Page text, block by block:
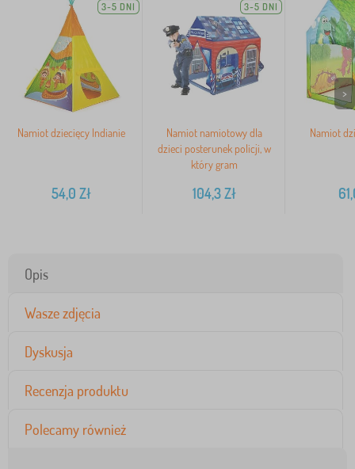
3-5 DNI
Namiot dziecięcy Indianie
54,0 Zł
3-5 DNI
Namiot namiotowy dla
dzieci posterunek policji, w
który gram
104,3Zł
Namiot
>
Opis
Wasze zdjęcia
Dyskusja
Recenzja produktu
Polecamy również